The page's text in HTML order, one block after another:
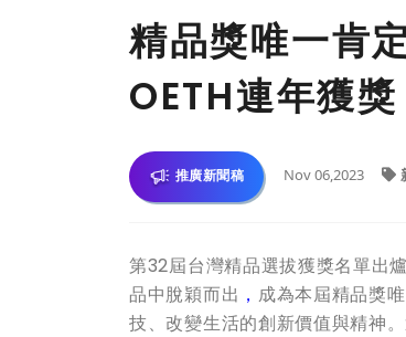
精品獎唯一肯
OETH連年獲
推廣新聞稿 Nov 06,2023
第32屆台灣精品選拔獲獎名單出
品中脫穎而出 ， 成為本屆精品獎
技、改變生活的創新價值與精神